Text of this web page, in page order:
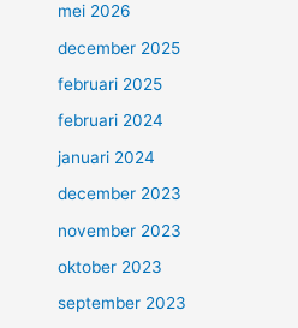
mei 2026
december 2025
februari 2025
februari 2024
januari 2024
december 2023
november 2023
oktober 2023
september 2023